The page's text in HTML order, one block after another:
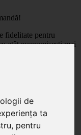
de
ta
pentru
fidelitate pentru
atât economisești mai